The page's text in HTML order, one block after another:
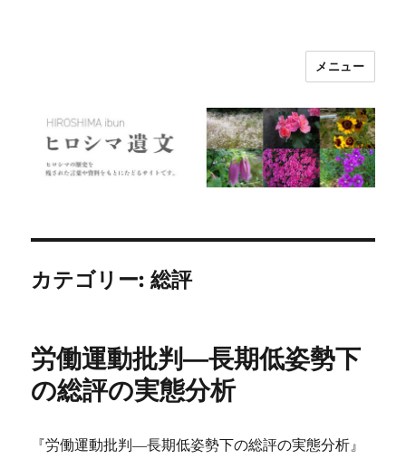
メニュー
カテゴリー:総評
労働運動批判―長期低姿勢下
の総評の実態分析
『労働運動批判―長期低姿勢下の総評の実態分析』